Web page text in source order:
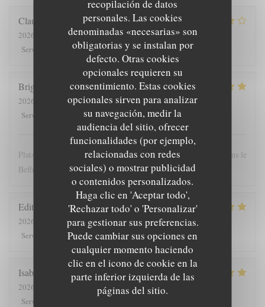
recopilación de datos
personales. Las cookies
denominadas «necesarias» son
obligatorias y se instalan por
defecto. Otras cookies
opcionales requieren su
consentimiento. Estas cookies
opcionales sirven para analizar
su navegación, medir la
audiencia del sitio, ofrecer
funcionalidades (por ejemplo,
relacionadas con redes
sociales) o mostrar publicidad
o contenidos personalizados.
Haga clic en 'Aceptar todo',
'Rechazar todo' o 'Personalizar'
para gestionar sus preferencias.
Puede cambiar sus opciones en
cualquier momento haciendo
clic en el icono de cookie en la
parte inferior izquierda de las
páginas del sitio.
Claude
2026-08-01
- 19:30 - Invitados 5
Servicio
Ambiente:4/5 Menú: 4/5 Calidad / Precio
Brigitte
2026-07-28
- 12:00 - Invitados 4
Servicio
Ambiente:5/5 Menú:5 /5 Calidad / Precio
Plats copieux et personnel très sympathique. Nous recommandons le
Beffroi !
Edith
2026-07-26
- 19:00 - Invitados 8
Servicio
Ambiente:4/5 Menú: 5 /5 Calidad / Precio
Isabelle
2026-07-25
- 12:30 - Invitados 7
Servicio